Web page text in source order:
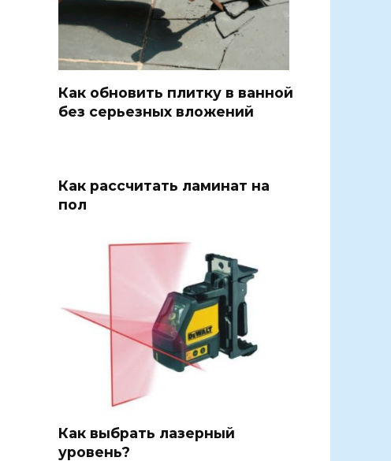
Как обновить плитку в ванной
без серьезных вложений
Как рассчитать ламинат на
пол
Как выбрать лазерный
уровень?